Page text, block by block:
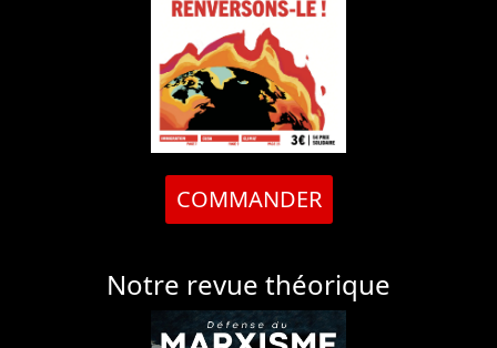
COMMANDER
Notre revue théorique